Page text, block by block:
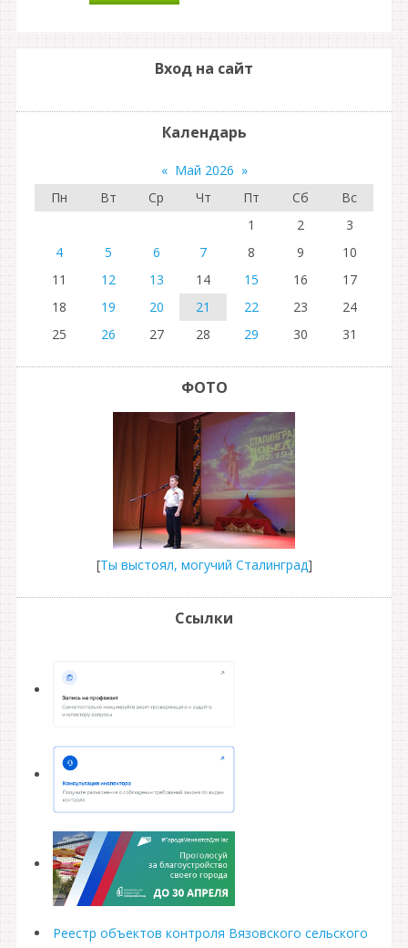
Вход на сайт
Календарь
« Май 2026 »
Пн
Вт Ср Чт Пт Сб
Вс
1
2
3
4
5 6 7 8 9
10
11
12 13 14 15 16
17
18
19 20 21 22 23
24
25
26 27 28 29 30 31
ФОТО
[Ты выстоял, могучий Сталинград]
Ссылки
Реестр объектов контроля Вязовского сельского